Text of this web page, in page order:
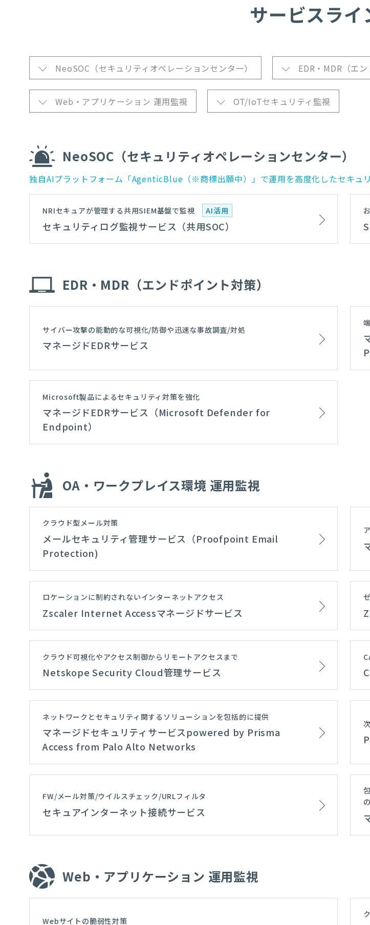
サービスライ
NeoSOC（セキュリティオペレーションセンター） EDR・MDR（エ
Web・アプリケーション 運用監視 OT/IoTセキュリティ監視
NeoSOC（セキュリティオペレーションセンター）
独自AIプラットフォーム「AgenticBlue（※商標出願中）」で運用を高度化したセキュ
NRIセキュアが管理する共用SIEM基盤で監視 AI活用
セキュリティログ監視サービス（共用SOC）
EDR・MDR（エンドポイント対策）
サイバー攻撃の能動的な可視化/防御や迅速な事故調査/対処
マネージドEDRサービス
Microsoft製品によるセキュリティ対策を強化
マネージドEDRサービス（Microsoft Defender for
Endpoint）
OA・ワークプレイス環境 運用監視
クラウド型メール対策
メールセキュリティ管理サービス（Proofpoint Email
Protection)
ロケーションに制約されないインターネットアクセス
Zscaler Internet Accessマネージドサービス
クラウド可視化やアクセス制御からリモートアクセスまで
Netskope Security Cloud管理サービス
ネットワークとセキュリティ関するソリューションを包括的に提供
マネージドセキュリティサービスpowered by Prisma
Access from Palo Alto Networks
FW/メール対策/ウイルスチェック/URLフィルタ
セキュアインターネット接続サービス
Web・アプリケーション 運用監視
Webサイトの脆弱性対策